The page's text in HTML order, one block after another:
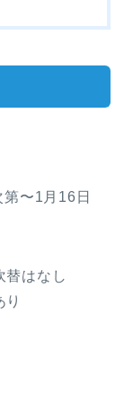
〜1月16日
替はなし